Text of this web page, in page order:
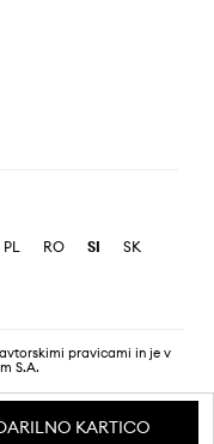
PL RO SI
SK
pravicami in je v
S.A.
KARTICO